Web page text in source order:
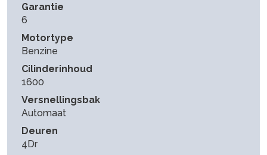
Garantie
6
Motortype
Benzine
Cilinderinhoud
1600
Versnellingsbak
Automaat
Deuren
4Dr